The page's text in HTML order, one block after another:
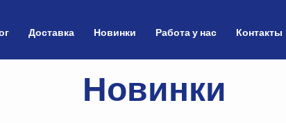
Доставка Новинки Работа у нас Контакты
Новинки